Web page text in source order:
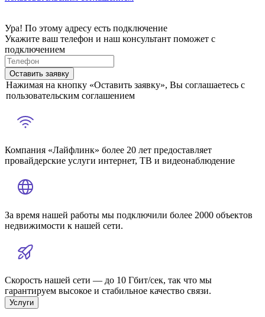
Ура! По этому адресу есть подключение
Укажите ваш телефон и наш консультант поможет с
подключением
Оставить заявку
Нажимая на кнопку «Оставить заявку», Вы соглашаетесь с
пользовательским соглашением
Компания «Лайфлинк» более 20 лет предоставляет
провайдерские услуги интернет, ТВ и видеонаблюдение
За время нашей работы мы подключили более 2000 объектов
недвижимости к нашей сети.
Скорость нашей сети — до 10 Гбит/сек, так что мы
гарантируем высокое и стабильное качество связи.
Услуги